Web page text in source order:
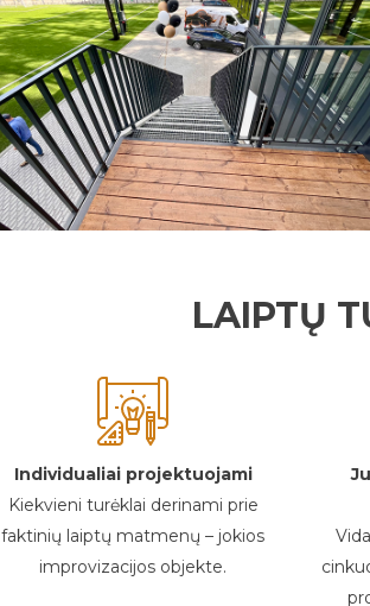
LAIPTŲ
Individualiai projektuojami
Kiekvieni turėklai derinami prie
faktinių laiptų matmenų – jokios
improvizacijos objekte.